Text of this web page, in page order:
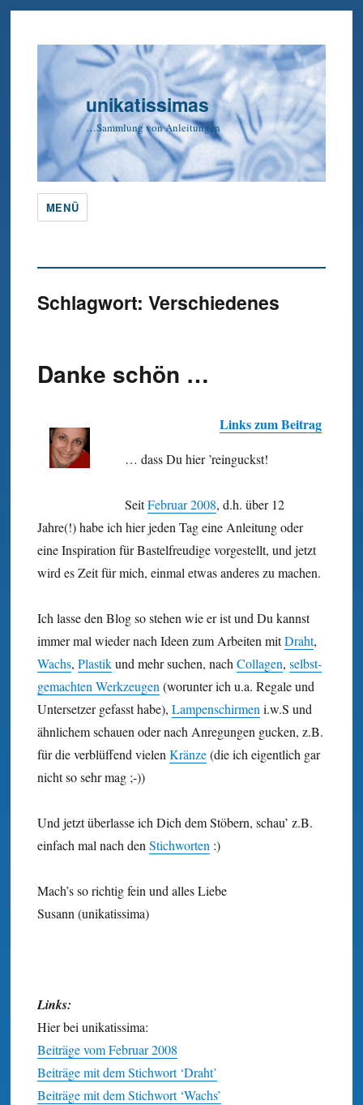
unikatissimas
…Sammlung von Anleitungen
MENÜ
Schlagwort: Verschiedenes
Danke schön …
Links zum Beitrag
… dass Du hier ’reinguckst!
SeitFebruar 2008, d.h. über 12
Jahre(!) habe ich hier jeden Tag eine Anleitung oder
eine Inspiration für Bastel­freudige vorgestellt, und jetzt
wird es Zeit für mich, einmal etwas anderes zu machen.
Ich lasse den Blog so stehen wie er ist und Du kannst
immer mal wieder nach Ideen zum Arbeiten mitDraht,
Wachs, Plastikund mehr suchen, nachCollagen, selbst­
gemachten Werk­zeugen(worunter ich u.a. Regale und
Unter­setzer gefasst habe), Lampen­schirmeni.w.S und
ähnlichem schauen oder nach Anregungen gucken, z.B.
für die verblüffend vielenKränze(die ich eigentlich gar
nicht so sehr mag ;-))
Und jetzt überlasse ich Dich dem Stöbern, schau’ z.B.
einfach mal nach denStichworten:)
Mach’s so richtig fein und alles Liebe
Susann (unikatissima)
Links:
Hier bei unikatissima:
Beiträge vom Februar 2008
Beiträge mit dem Stichwort ‘Draht’
Beiträge mit dem Stichwort ‘Wachs’